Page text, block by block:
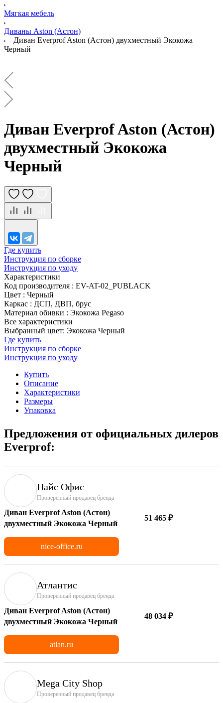
Мягкая мебель
Диваны Aston (Астон)
Диван Everprof Aston (Астон) двухместный Экокожа
Черный
Диван Everprof Aston (Астон)
двухместный Экокожа
Черный
Где купить
Инструкция по сборке
Инструкция по уходу
Характеристики
Код производителя : EV-AT-02_PUBLACK
Цвет : Черный
Каркас : ДСП, ДВП, брус
Материал обивки : Экокожа Pegaso
Все характеристики
Выбранный цвет: Экокожа Черный
Где купить
Инструкция по сборке
Инструкция по уходу
Купить
Описание
Характеристики
Размеры
Упаковка
Предложения от официальных дилеров
Everprof:
Найс Офис
Проверенный продавец бренда
Диван Everprof Aston (Астон)
двухместный Экокожа Черный
51 465 ₽
nice-office.ru
Атлантис
Проверенный продавец бренда
Диван Everprof Aston (Астон)
двухместный Экокожа Черный
48 034 ₽
atlan.ru
Mega City Shop
Проверенный продавец бренда